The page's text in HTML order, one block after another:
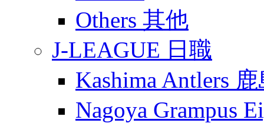
Others 其他
J-LEAGUE 日職
Kashima Antlers
Nagoya Grampus